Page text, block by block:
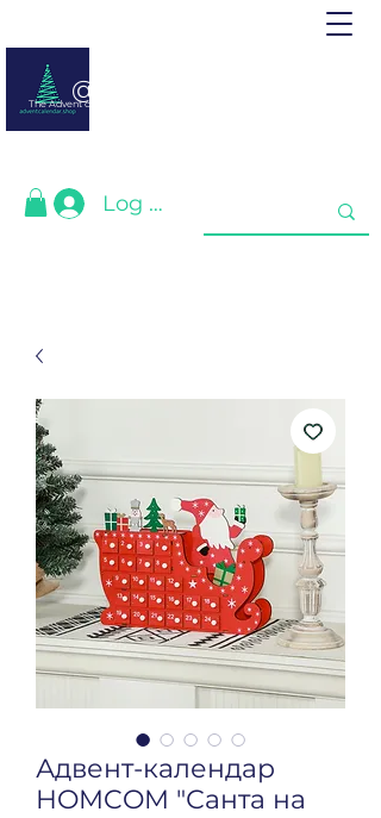
@ adventcalendar.shop
The Advent calendar is a calendar waiting for Christmas or New Year.
Log In
Адвент-календар
HOMCOM "Санта на